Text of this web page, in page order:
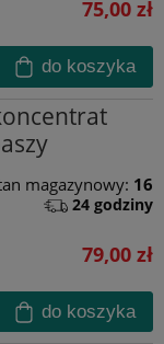
75,00 zł
do koszyka
magazynowy: 16
24 godziny
79,00 zł
do koszyka